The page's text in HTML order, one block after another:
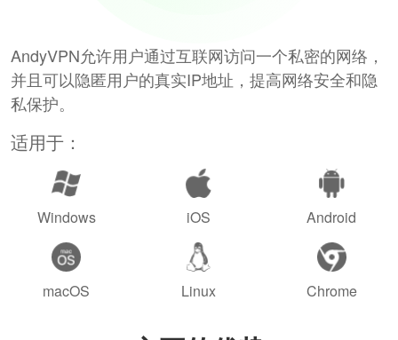
AndyVPN允许用户通过互联网访问一个私密的网络，
并且可以隐匿用户的真实IP地址，提高网络安全和隐
私保护。
适用于：
Windows iOS Android
macOS Linux Chrome